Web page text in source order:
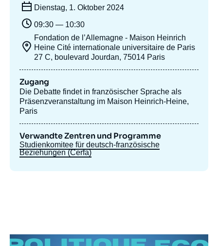
Dienstag, 1. Oktober 2024
09:30 — 10:30
Fondation de l’Allemagne - Maison Heinrich
Heine Cité internationale universitaire de Paris
27 C, boulevard Jourdan, 75014 Paris
Zugang
Die Debatte findet in französischer Sprache als
Präsenzveranstaltung im Maison Heinrich-Heine,
Paris
Verwandte Zentren und Programme
Studienkomitee für deutsch-französische
Beziehungen (Cerfa)
Bild